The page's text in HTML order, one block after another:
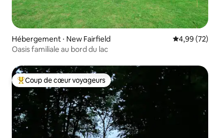
Hébergement ⋅ New Fairfield Évaluation
4,99 (72)
Oasis familiale au bord du lac
Coups de cœur voyageurs les plus appréciés
Coup de cœur voyageurs